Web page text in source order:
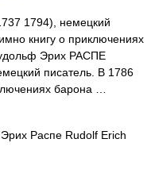
1794), немецкий
книгу о приключениях
Эрих РАСПЕ
писатель. В 1786
барона …
Распе Rudolf Erich